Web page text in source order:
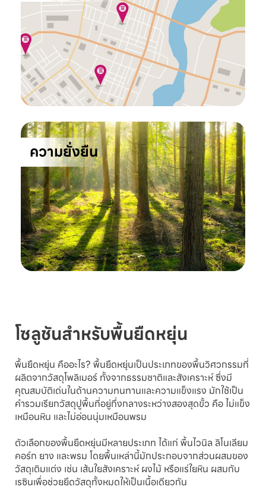
ความยั่งยืน
โซลูชันสำหรับพื้นยืดหยุ่น
พื้นยืดหยุ่น คืออะไร? พื้นยืดหยุ่นเป็นประเภทของพื้นวิศวกรรมที่
ผลิตจากวัสดุโพลิเมอร์ ทั้งจากธรรมชาติและสังเคราะห์ ซึ่งมี
คุณสมบัติเด่นในด้านความทนทานและความแข็งแรง มักใช้เป็น
คำรวมเรียกวัสดุปูพื้นที่อยู่กึ่งกลางระหว่างสองสุดขั้ว คือ ไม่แข็ง
เหมือนหิน และไม่อ่อนนุ่มเหมือนพรม
ตัวเลือกของพื้นยืดหยุ่นมีหลายประเภท ได้แก่ พื้นไวนิล ลิโนเลียม
คอร์ก ยาง และพรม โดยพื้นเหล่านี้มักประกอบจากส่วนผสมของ
วัสดุเติมแต่ง เช่น เส้นใยสังเคราะห์ ผงไม้ หรือแร่ใยหิน ผสมกับ
เรซินเพื่อช่วยยึดวัสดุทั้งหมดให้เป็นเนื้อเดียวกัน